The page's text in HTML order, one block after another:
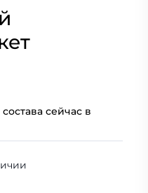
сейчас в